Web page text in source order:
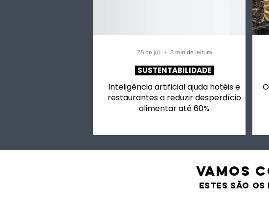
Inteligência artificial ajuda hotéis e
restaurantes a reduzir desperdício
alimentar até 60%
SUSTENTABILIDADE
28 de jul. 3 min de leitura
VAMOS
estes são os